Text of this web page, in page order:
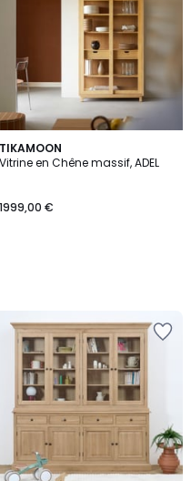
TIKAMOON
Vitrine en Chêne massif, ADEL
1999,00 €